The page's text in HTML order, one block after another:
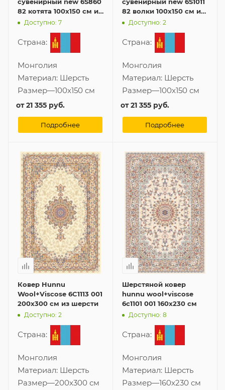
сувенирный new 6S860
82 котята 100x150 см из
шерсти
Доступно: 7
Страна:
Монголия
Материал: Шерсть
Размер—100x150 см
от21 355 руб.
Подробнее
сувенирный new 6S1011
82 волки 100x150 см из
шерсти
Доступно: 2
Страна:
Монголия
Материал: Шерсть
Размер—100x150 см
от21 355 руб.
Подробнее
Ковер Hunnu
Wool+Viscose 6C1113 001
200x300 см из шерсти
Доступно: 2
Страна:
Монголия
Материал: Шерсть
Размер—200x300 см
Шерстяной ковер
hunnu wool+viscose
6c1101 001 160x230 см
Доступно: 8
Страна:
Монголия
Материал: Шерсть
Размер—160x230 см